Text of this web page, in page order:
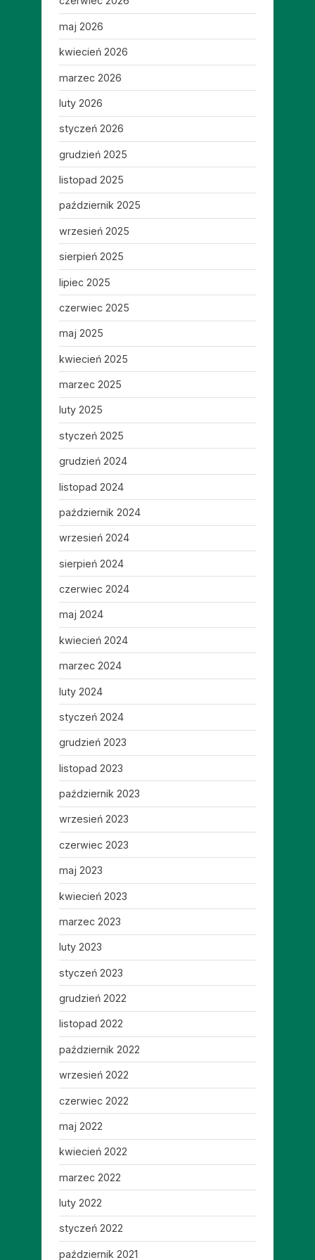
maj 2026
kwiecień 2026
marzec 2026
luty 2026
styczeń 2026
grudzień 2025
listopad 2025
październik 2025
wrzesień 2025
sierpień 2025
lipiec 2025
czerwiec 2025
maj 2025
kwiecień 2025
marzec 2025
luty 2025
styczeń 2025
grudzień 2024
listopad 2024
październik 2024
wrzesień 2024
sierpień 2024
czerwiec 2024
maj 2024
kwiecień 2024
marzec 2024
luty 2024
styczeń 2024
grudzień 2023
listopad 2023
październik 2023
wrzesień 2023
czerwiec 2023
maj 2023
kwiecień 2023
marzec 2023
luty 2023
styczeń 2023
grudzień 2022
listopad 2022
październik 2022
wrzesień 2022
czerwiec 2022
maj 2022
kwiecień 2022
marzec 2022
luty 2022
styczeń 2022
październik 2021